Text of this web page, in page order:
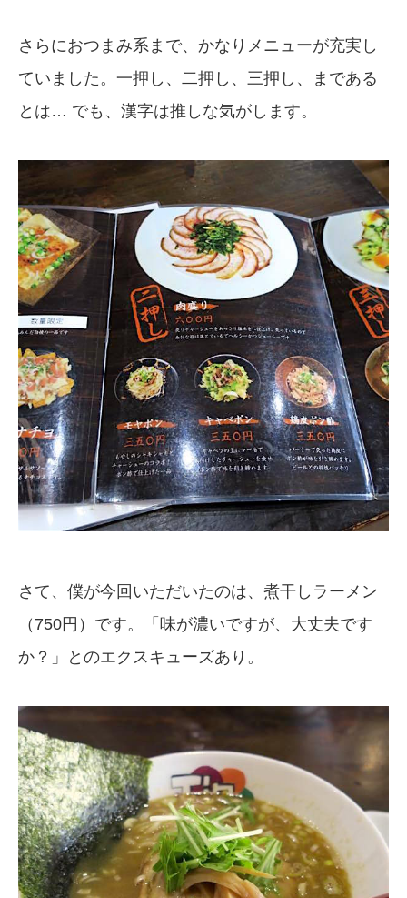
さらにおつまみ系まで、かなりメニューが充実し
ていました。一押し、二押し、三押し、まである
とは… でも、漢字は推しな気がします。
さて、僕が今回いただいたのは、煮干しラーメン
（750円）です。「味が濃いですが、大丈夫です
か？」とのエクスキューズあり。